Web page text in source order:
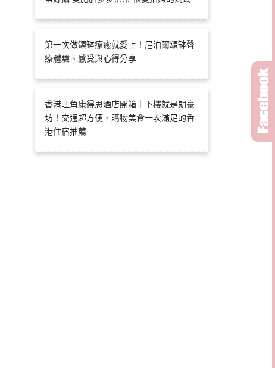
第一次做頌缽療癒就愛上！尼泊爾頌缽聲
療體驗、感受與心得分享
香港旺角康得思酒店開箱｜下樓就是朗豪
坊！交通超方便、購物美食一次滿足的香
港住宿推薦